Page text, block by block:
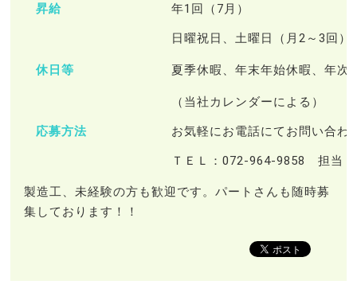
昇給
年1回（7月）
休日等
日曜祝日、土曜日（月2～3回）
夏季休暇、年末年始休暇、年次
（当社カレンダーによる）
応募方法 お気軽にお電話にてお問い合わ
ＴＥＬ：072-964-9858 担当
製造工、未経験の方も歓迎です。パートさんも随時募
集しております！！